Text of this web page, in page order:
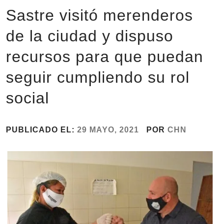
Sastre visitó merenderos
de la ciudad y dispuso
recursos para que puedan
seguir cumpliendo su rol
social
PUBLICADO EL: 29 MAYO, 2021 POR CHN